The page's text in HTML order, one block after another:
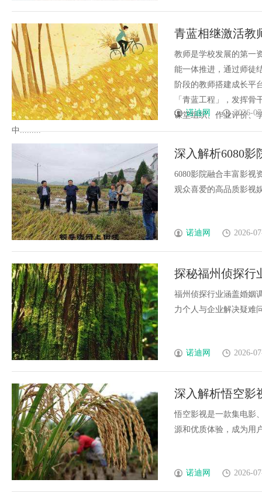
青蓝相继激活
教师队伍建设
教师是学校发展的第一
能一体推进，通过师徒
阶段的教师搭建成长平
「青蓝工程」，发挥
课堂组织、作业评价、
中.........
诺迪网 2026-
深入解析6080
6080影院融合丰富影视
观众喜爱的高品质影视
诺迪网 2026-
探秘福州侦探行
福州侦探行业涵盖婚姻
力个人与企业解决疑难
诺迪网 2026-
深入解析悟空影
悟空影视是一款集电影
源和优质体验，成为用
诺迪网 2026-